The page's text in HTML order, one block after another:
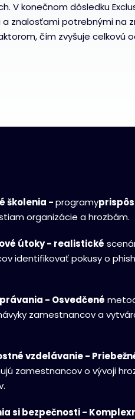
V konečnom dôsledku
znalosťami potrebnými na
čím zvyšuje celkovú
školenia -programy
organizácie a hrozbám.
útoky - realistické
identifikovať pokusy o
- Osvedčené
zamestnancov a
vzdelávanie -
zamestnancov o vývoji
si bezpečnosti -